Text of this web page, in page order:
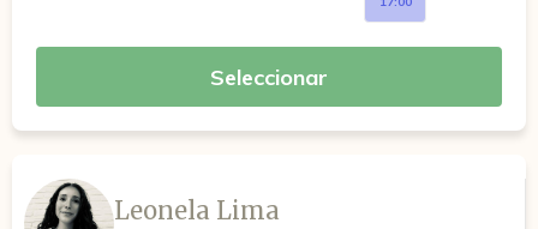
Seleccionar
Leonela Lima